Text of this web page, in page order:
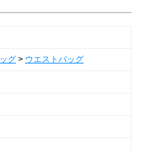
グ > ウエストバッグ